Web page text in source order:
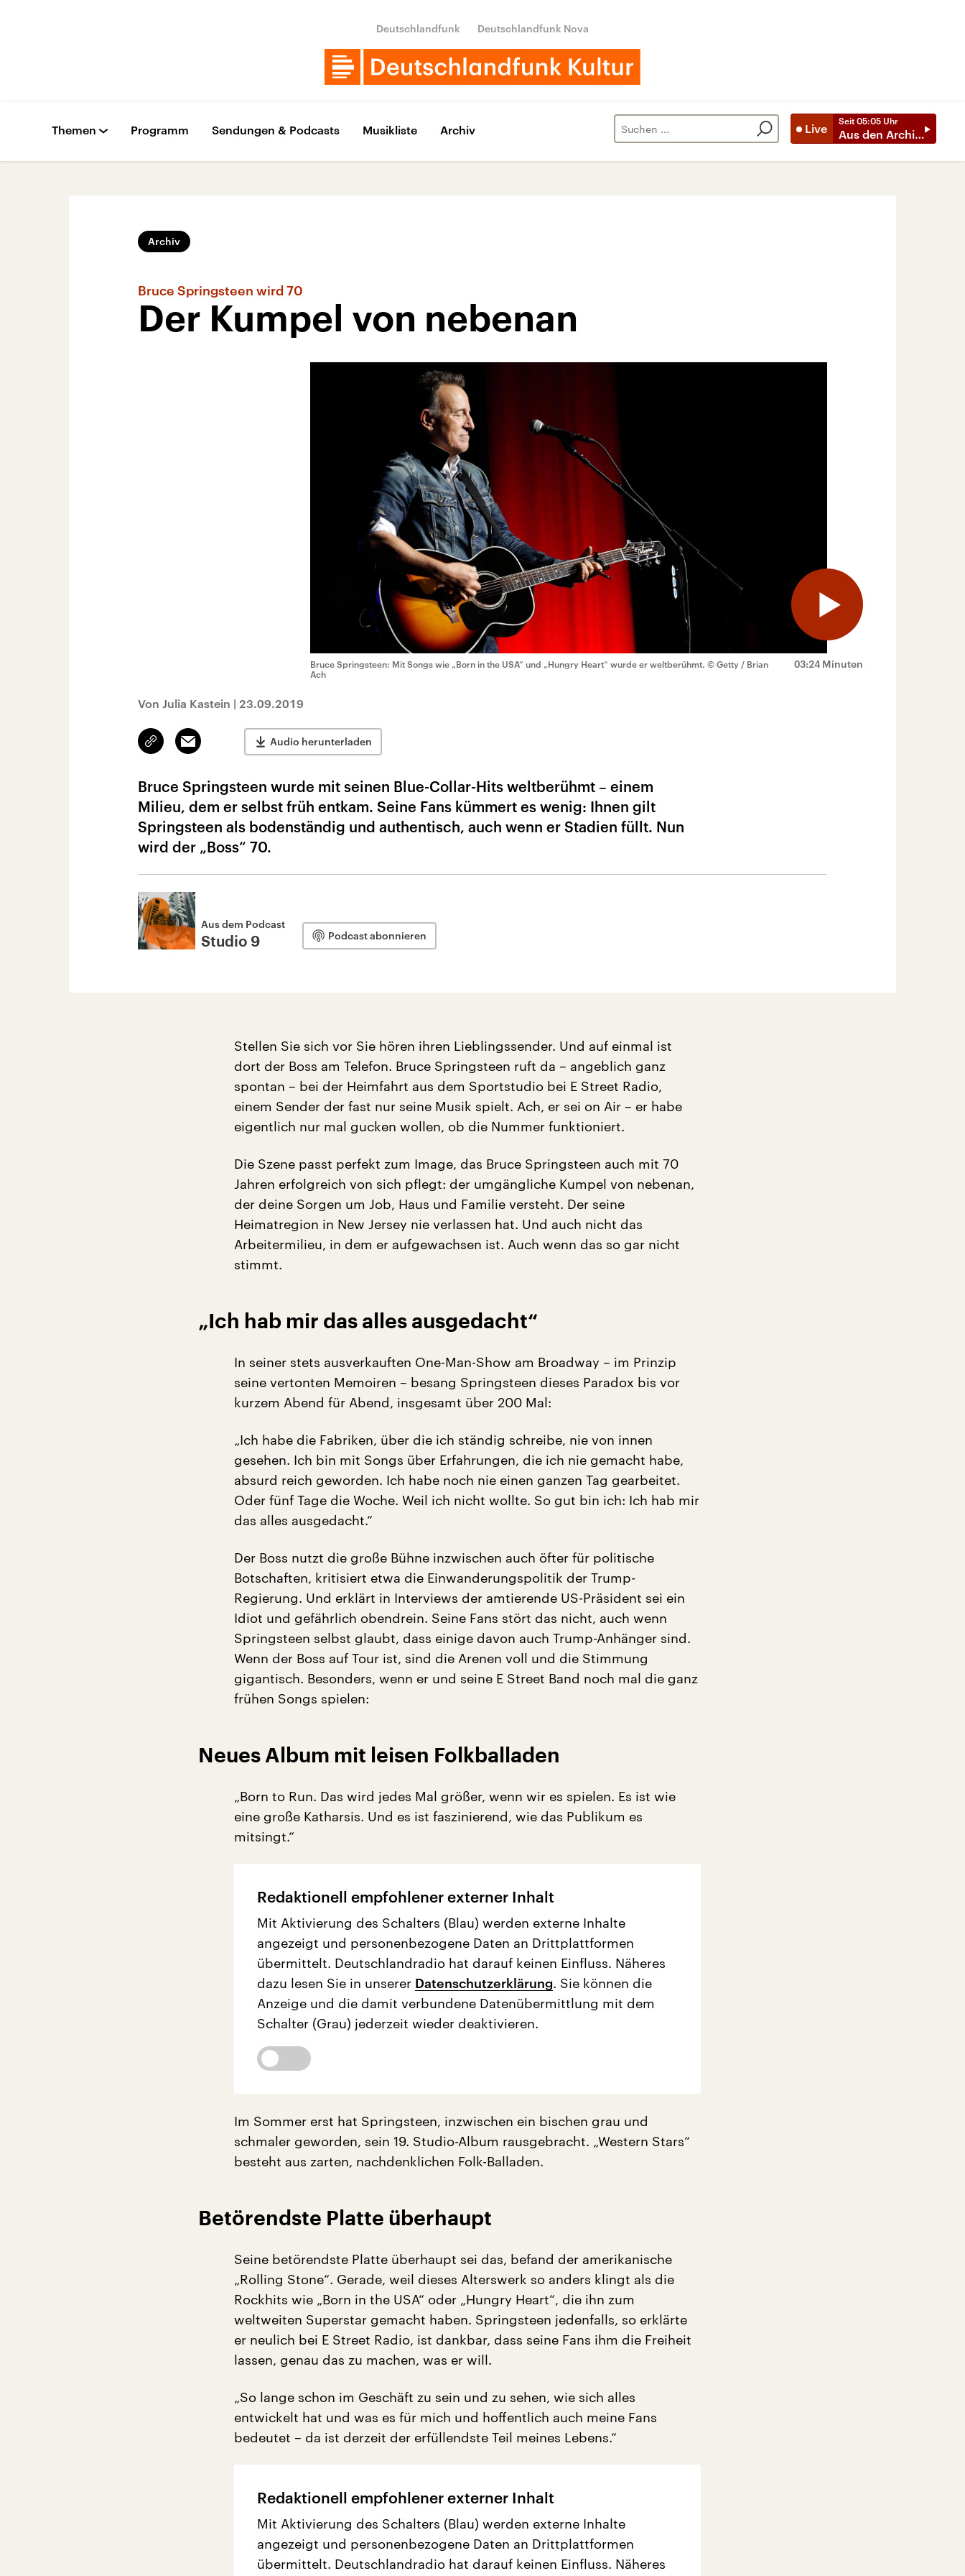
Deutschlandfunk Deutschlandfunk Nova
Live
Seit 05:05 Uhr
Aus den Archiven
Themen Programm Sendungen & Podcasts Musikliste Archiv
Archiv
Bruce Springsteen wird 70
Der Kumpel von nebenan
03:24 Minuten
Bruce Springsteen: Mit Songs wie „Born in the USA“ und „Hungry Heart“ wurde er weltberühmt. © Getty / Brian
Ach
Von Julia Kastein | 23.09.2019
Link
kopieren/teilen
Email Audio herunterladen
Bruce Springsteen wurde mit seinen Blue-Collar-Hits weltberühmt – einem
Milieu, dem er selbst früh entkam. Seine Fans kümmert es wenig: Ihnen gilt
Springsteen als bodenständig und authentisch, auch wenn er Stadien füllt. Nun
wird der „Boss“ 70.
Aus dem Podcast
Studio 9 Podcast abonnieren
Stellen Sie sich vor Sie hören ihren Lieblingssender. Und auf einmal ist
dort der Boss am Telefon. Bruce Springsteen ruft da – angeblich ganz
spontan – bei der Heimfahrt aus dem Sportstudio bei E Street Radio,
einem Sender der fast nur seine Musik spielt. Ach, er sei on Air – er habe
eigentlich nur mal gucken wollen, ob die Nummer funktioniert.
Die Szene passt perfekt zum Image, das Bruce Springsteen auch mit 70
Jahren erfolgreich von sich pflegt: der umgängliche Kumpel von nebenan,
der deine Sorgen um Job, Haus und Familie versteht. Der seine
Heimatregion in New Jersey nie verlassen hat. Und auch nicht das
Arbeitermilieu, in dem er aufgewachsen ist. Auch wenn das so gar nicht
stimmt.
„Ich hab mir das alles ausgedacht“
In seiner stets ausverkauften One-Man-Show am Broadway – im Prinzip
seine vertonten Memoiren – besang Springsteen dieses Paradox bis vor
kurzem Abend für Abend, insgesamt über 200 Mal:
„Ich habe die Fabriken, über die ich ständig schreibe, nie von innen
gesehen. Ich bin mit Songs über Erfahrungen, die ich nie gemacht habe,
absurd reich geworden. Ich habe noch nie einen ganzen Tag gearbeitet.
Oder fünf Tage die Woche. Weil ich nicht wollte. So gut bin ich: Ich hab mir
das alles ausgedacht.“
Der Boss nutzt die große Bühne inzwischen auch öfter für politische
Botschaften, kritisiert etwa die Einwanderungspolitik der Trump-
Regierung. Und erklärt in Interviews der amtierende US-Präsident sei ein
Idiot und gefährlich obendrein. Seine Fans stört das nicht, auch wenn
Springsteen selbst glaubt, dass einige davon auch Trump-Anhänger sind.
Wenn der Boss auf Tour ist, sind die Arenen voll und die Stimmung
gigantisch. Besonders, wenn er und seine E Street Band noch mal die ganz
frühen Songs spielen:
Neues Album mit leisen Folkballaden
„Born to Run. Das wird jedes Mal größer, wenn wir es spielen. Es ist wie
eine große Katharsis. Und es ist faszinierend, wie das Publikum es
mitsingt.“
Redaktionell empfohlener externer Inhalt
Mit Aktivierung des Schalters (Blau) werden externe Inhalte
angezeigt und personenbezogene Daten an Drittplattformen
übermittelt. Deutschlandradio hat darauf keinen Einfluss. Näheres
dazu lesen Sie in unserer Datenschutzerklärung. Sie können die
Anzeige und die damit verbundene Datenübermittlung mit dem
Schalter (Grau) jederzeit wieder deaktivieren.
Im Sommer erst hat Springsteen, inzwischen ein bischen grau und
schmaler geworden, sein 19. Studio-Album rausgebracht. „Western Stars“
besteht aus zarten, nachdenklichen Folk-Balladen.
Betörendste Platte überhaupt
Seine betörendste Platte überhaupt sei das, befand der amerikanische
„Rolling Stone“. Gerade, weil dieses Alterswerk so anders klingt als die
Rockhits wie „Born in the USA“ oder „Hungry Heart“, die ihn zum
weltweiten Superstar gemacht haben. Springsteen jedenfalls, so erklärte
er neulich bei E Street Radio, ist dankbar, dass seine Fans ihm die Freiheit
lassen, genau das zu machen, was er will.
„So lange schon im Geschäft zu sein und zu sehen, wie sich alles
entwickelt hat und was es für mich und hoffentlich auch meine Fans
bedeutet – da ist derzeit der erfüllendste Teil meines Lebens.“
Redaktionell empfohlener externer Inhalt
Mit Aktivierung des Schalters (Blau) werden externe Inhalte
angezeigt und personenbezogene Daten an Drittplattformen
übermittelt. Deutschlandradio hat darauf keinen Einfluss. Näheres